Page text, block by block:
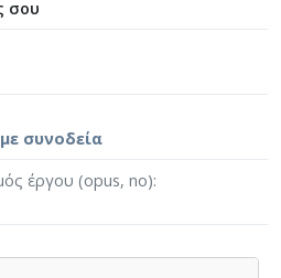
σου
συνοδεία
έργου (opus, no)